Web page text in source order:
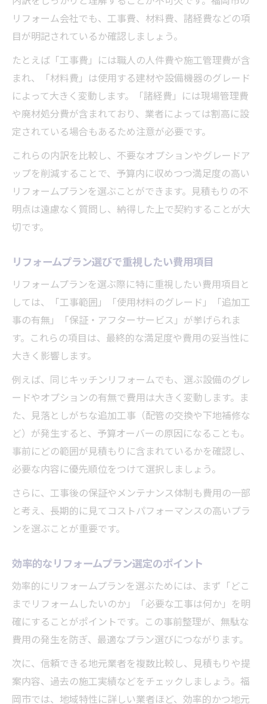
リフォーム会社でも、工事費、材料費、諸経費などの項
目が明記されているか確認しましょう。
たとえば「工事費」には職人の人件費や施工管理費が含
まれ、「材料費」は使用する建材や設備機器のグレード
によって大きく変動します。「諸経費」には現場管理費
や廃材処分費が含まれており、業者によっては割高に設
定されている場合もあるため注意が必要です。
これらの内訳を比較し、不要なオプションやグレードア
ップを削減することで、予算内に収めつつ満足度の高い
リフォームプランを選ぶことができます。見積もりの不
明点は遠慮なく質問し、納得した上で契約することが大
切です。
リフォームプラン選びで重視したい費用項目
リフォームプランを選ぶ際に特に重視したい費用項目と
しては、「工事範囲」「使用材料のグレード」「追加工
事の有無」「保証・アフターサービス」が挙げられま
す。これらの項目は、最終的な満足度や費用の妥当性に
大きく影響します。
例えば、同じキッチンリフォームでも、選ぶ設備のグレ
ードやオプションの有無で費用は大きく変動します。ま
た、見落としがちな追加工事（配管の交換や下地補修な
ど）が発生すると、予算オーバーの原因になることも。
事前にどの範囲が見積もりに含まれているかを確認し、
必要な内容に優先順位をつけて選択しましょう。
さらに、工事後の保証やメンテナンス体制も費用の一部
と考え、長期的に見てコストパフォーマンスの高いプラ
ンを選ぶことが重要です。
効率的なリフォームプラン選定のポイント
効率的にリフォームプランを選ぶためには、まず「どこ
までリフォームしたいのか」「必要な工事は何か」を明
確にすることがポイントです。この事前整理が、無駄な
費用の発生を防ぎ、最適なプラン選びにつながります。
次に、信頼できる地元業者を複数比較し、見積もりや提
案内容、過去の施工実績などをチェックしましょう。福
岡市では、地域特性に詳しい業者ほど、効率的かつ地元